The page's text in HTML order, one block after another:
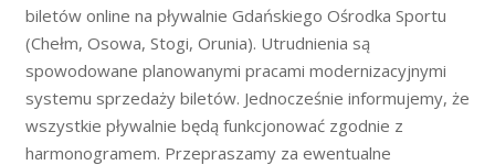
biletów online na pływalnie Gdańskiego Ośrodka Sportu
(Chełm, Osowa, Stogi, Orunia). Utrudnienia są
spowodowane planowanymi pracami modernizacyjnymi
systemu sprzedaży biletów. Jednocześnie informujemy, że
wszystkie pływalnie będą funkcjonować zgodnie z
harmonogramem. Przepraszamy za ewentualne